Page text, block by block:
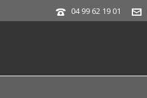
04 99 62 19 01